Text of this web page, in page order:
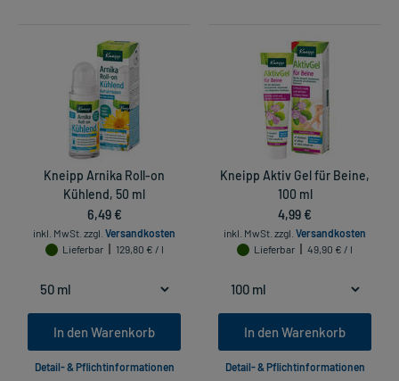
Kneipp Arnika Roll-on
Kühlend, 50 ml
6,49 €
inkl. MwSt. zzgl. Versandkosten
Lieferbar
129,80 € / l
In den Warenkorb
Detail- & Pflichtinformationen
Kneipp Aktiv Gel für Beine,
100 ml
4,99 €
inkl. MwSt. zzgl. Versandkosten
Lieferbar
49,90 € / l
In den Warenkorb
Detail- & Pflichtinformationen